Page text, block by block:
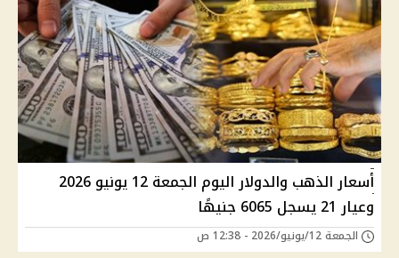
أسعار الذهب والدولار اليوم الجمعة 12 يونيو 2026
وعيار 21 يسجل 6065 جنيهًا
الجمعة 12/يونيو/2026 - 12:38 ص